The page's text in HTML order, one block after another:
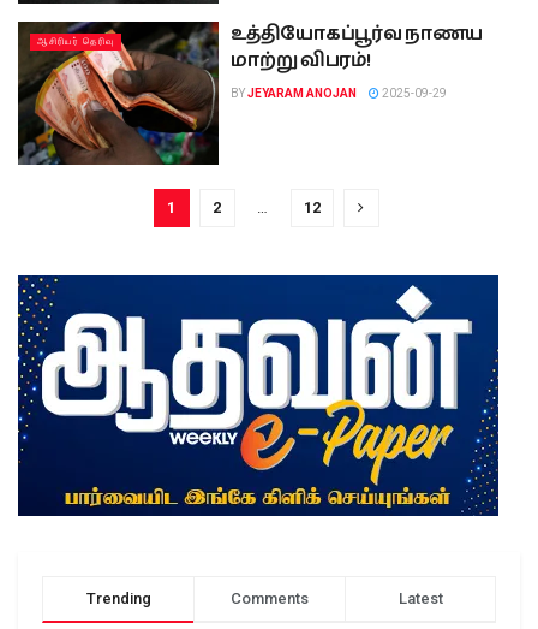
ஆசிரியர் தெரிவு
உத்தியோகப்பூர்வ நாணய
மாற்று விபரம்!
BYJEYARAM ANOJAN 2025-09-29
1 2 … 12
Trending Comments Latest